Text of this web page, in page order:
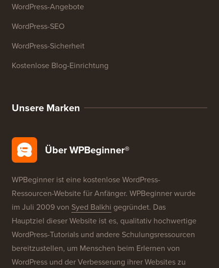
WordPress-Angebote
WordPress-SEO
WordPress-Sicherheit
Kostenlose Blog-Einrichtung
Unsere Marken
Über WPBeginner®
WPBeginner ist eine kostenlose WordPress-
Ressourcen-Website für Anfänger. WPBeginner wurde
im Juli 2009 von Syed Balkhi gegründet. Das
Hauptziel dieser Website ist es, qualitativ hochwertige
WordPress-Tutorials und andere Schulungsressourcen
bereitzustellen, um Menschen beim Erlernen von
WordPress und der Verbesserung ihrer Websites zu